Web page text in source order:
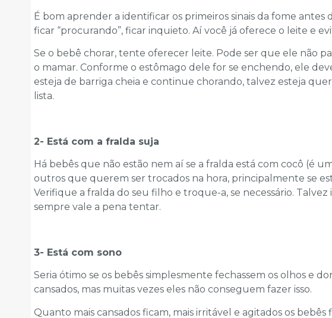
É bom aprender a identificar os primeiros sinais da fome antes
ficar “procurando”, ficar inquieto. Aí você já oferece o leite e
Se o bebê chorar, tente oferecer leite. Pode ser que ele não
o mamar. Conforme o estômago dele for se enchendo, ele
esteja de barriga cheia e continue chorando, talvez esteja
lista.
2- Está com a fralda suja
Há bebês que não estão nem aí se a fralda está com cocô (é
outros que querem ser trocados na hora, principalmente se
Verifique a fralda do seu filho e troque-a, se necessário.
sempre vale a pena tentar.
3- Está com sono
Seria ótimo se os bebês simplesmente fechassem os olhos e
cansados, mas muitas vezes eles não conseguem fazer isso.
Quanto mais cansados ficam, mais irritável e agitados os bebês